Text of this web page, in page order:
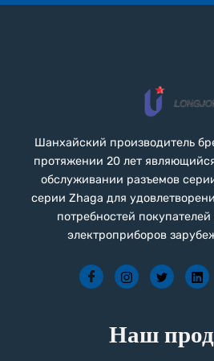
Шанхайский производитель
протяжении 20 лет
обслуживании разъемов
серии Zhaga для
потребностей
электроприборов
Наш